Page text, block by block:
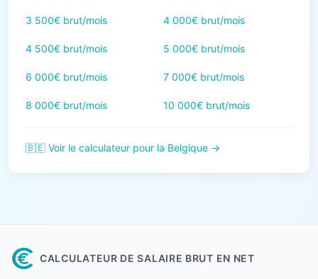
3 500€ brut/mois 4 000€ brut/mois
4 500€ brut/mois 5 000€ brut/mois
6 000€ brut/mois 7 000€ brut/mois
8 000€ brut/mois 10 000€ brut/mois
🇧🇪 Voir le calculateur pour la Belgique →
CALCULATEUR DE SALAIRE BRUT EN NET